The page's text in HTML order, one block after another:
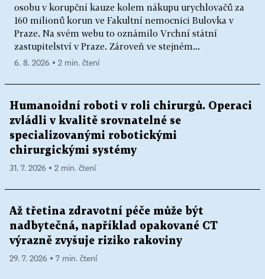
osobu v korupční kauze kolem nákupu urychlovačů za
160 milionů korun ve Fakultní nemocnici Bulovka v
Praze. Na svém webu to oznámilo Vrchní státní
zastupitelství v Praze. Zároveň ve stejném...
6. 8. 2026 ▪ 2 min. čtení
Humanoidní roboti v roli chirurgů. Operaci
zvládli v kvalitě srovnatelné se
specializovanými robotickými
chirurgickými systémy
31. 7. 2026 ▪ 2 min. čtení
Až třetina zdravotní péče může být
nadbytečná, například opakované CT
výrazně zvyšuje riziko rakoviny
29. 7. 2026 ▪ 7 min. čtení